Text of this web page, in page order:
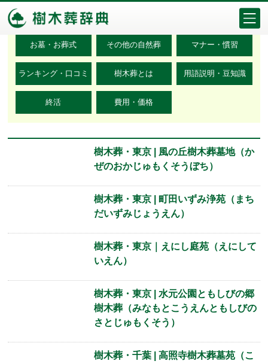
カテゴリ検索
お墓・お葬式 その他の自然葬 マナー・慣習
ランキング・口コミ 樹木葬とは 用語説明・豆知識
終活 費用・価格
樹木葬・東京 | 風の丘樹木葬墓地（か
ぜのおかじゅもくそうぼち）
樹木葬・東京 | 町田いずみ浄苑（まち
だいずみじょうえん）
樹木葬・東京｜えにし庭苑（えにして
いえん）
樹木葬・東京 | 水元公園ともしびの郷
樹木葬（みなもとこうえんともしびの
さとじゅもくそう）
樹木葬・千葉 | 高照寺樹木葬墓苑（こ